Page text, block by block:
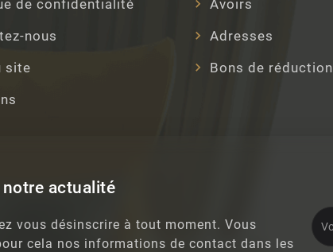
de confidentialité
nous
site
Avoirs
Adresses
Bons de réduction
notre actualité
vous désinscrire à tout moment. Vous
cela nos informations de contact dans les